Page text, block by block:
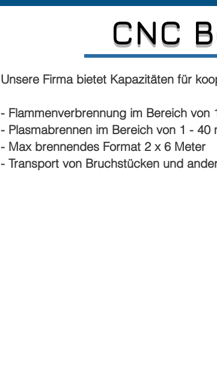
CNC
Unsere Firma bietet Kapazitäten für
- Flammenverbrennung im Bereich von
- Plasmabrennen im Bereich von 1 - 40
- Max brennendes Format 2 x 6 Meter
- Transport von Bruchstücken und